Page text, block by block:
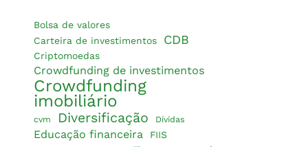
Bolsa de valores
Carteira de investimentos
CDB
Criptomoedas
Crowdfunding de investimentos
Crowdfunding
imobiliário
cvm Diversificação Dívidas
Educação financeira FIIS